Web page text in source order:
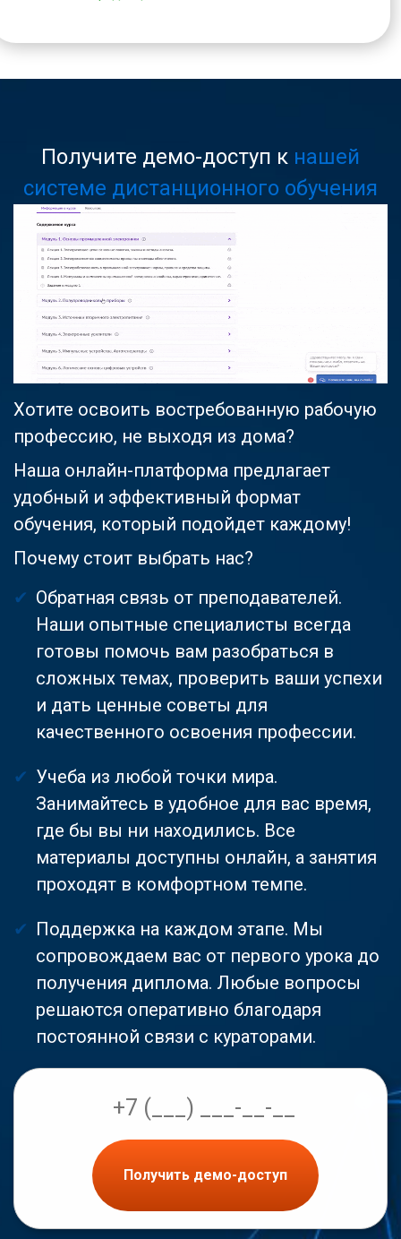
Получите демо-доступ к нашей
системе дистанционного обучения
Хотите освоить востребованную рабочую
профессию, не выходя из дома?
Наша онлайн-платформа предлагает
удобный и эффективный формат
обучения, который подойдет каждому!
Почему стоит выбрать нас?
Обратная связь от преподавателей.
Наши опытные специалисты всегда
готовы помочь вам разобраться в
сложных темах, проверить ваши успехи
и дать ценные советы для
качественного освоения профессии.
Учеба из любой точки мира.
Занимайтесь в удобное для вас время,
где бы вы ни находились. Все
материалы доступны онлайн, а занятия
проходят в комфортном темпе.
Поддержка на каждом этапе. Мы
сопровождаем вас от первого урока до
получения диплома. Любые вопросы
решаются оперативно благодаря
постоянной связи с кураторами.
Получить демо-доступ